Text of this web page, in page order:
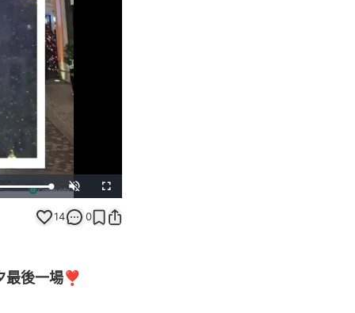
Unmute Fullscreen
14 0
最後一場❣️